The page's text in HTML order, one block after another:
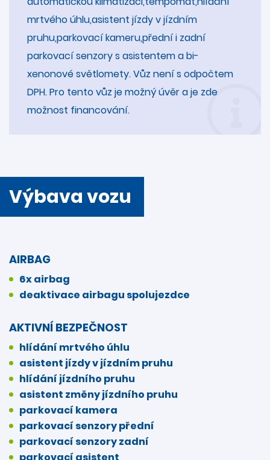
mrtvého úhlu,asistent jízdy v jízdním
pruhu,parkovací kameru,přední i zadní
parkovací senzory s asistentem a bi-
xenonové světlomety. Vůz není s odpočtem
DPH. Pro tento vůz je možný úvěr a je zde
možnost financování.
Výbava vozu
AIRBAG
6x airbag
deaktivace airbagu spolujezdce
AKTIVNÍ BEZPEČNOST
hlídání mrtvého úhlu
asistent jízdy v jízdním pruhu
hlídání jízdního pruhu
asistent změny jízdního pruhu
parkovací kamera
parkovací senzory přední
parkovací senzory zadní
parkovací asistent